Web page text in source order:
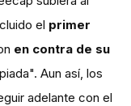
el primer
en contra de su
Aun así, los
adelante con el